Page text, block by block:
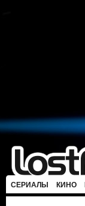
СЕРИАЛЫ КИНО